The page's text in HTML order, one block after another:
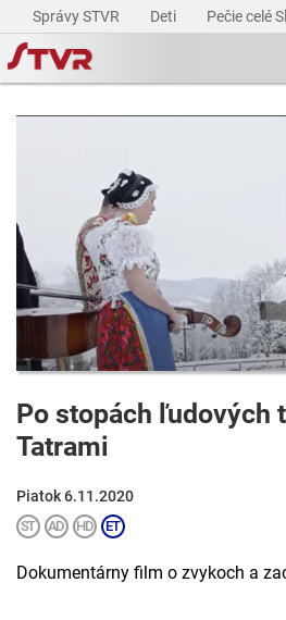
Správy STVR Deti Pečie celé
Po stopách ľudových
Tatrami
Piatok 6.11.2020
Dokumentárny film o zvykoch a